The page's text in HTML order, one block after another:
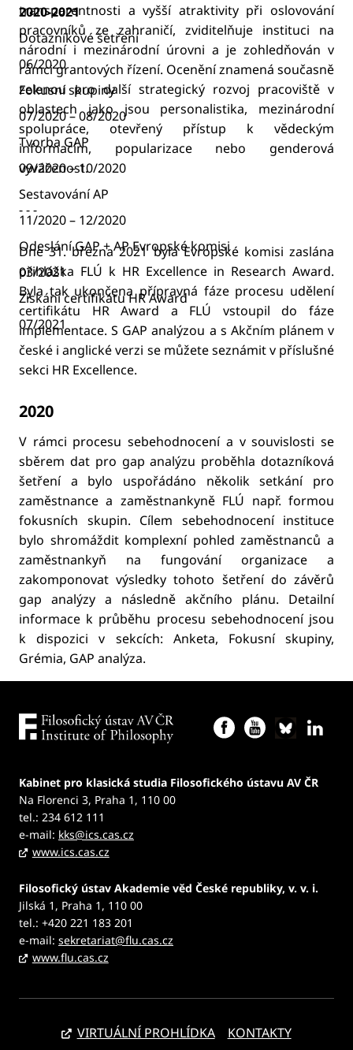
2020-2021
Dotazníkové šetření
06/2020
Fokusní skupiny
07/2020 – 08/2020
Tvorba GAP
09/2020 – 10/2020
Sestavování AP
11/2020 – 12/2020
Odeslání GAP + AP Evropské komisi
03/2021
Získání certifikátu HR Award
07/2021
transparentnosti a vyšší atraktivity při oslovování
pracovníků ze zahraničí, zviditelňuje instituci na
národní i mezinárodní úrovni a je zohledňován v
rámci grantových řízení. Ocenění znamená současně
zelenou pro další strategický rozvoj pracoviště v
oblastech jako jsou personalistika, mezinárodní
spolupráce, otevřený přístup k vědeckým
informacím, popularizace nebo genderová
vyváženost.
- - -
Dne 31. března 2021 byla Evropské komisi zaslána
přihláška FLÚ k HR Excellence in Research Award.
Byla tak ukončena přípravná fáze procesu udělení
certifikátu HR Award a FLÚ vstoupil do fáze
implementace. S GAP analýzou a s Akčním plánem v
české i anglické verzi se můžete seznámit v příslušné
sekci HR Excellence.
2020
V rámci procesu sebehodnocení a v souvislosti se
sběrem dat pro gap analýzu proběhla dotazníková
šetření a bylo uspořádáno několik setkání pro
zaměstnance a zaměstnankyně FLÚ např. formou
fokusních skupin. Cílem sebehodnocení instituce
bylo shromáždit komplexní pohled zaměstnanců a
zaměstnankyň na fungování organizace a
zakomponovat výsledky tohoto šetření do závěrů
gap analýzy a následně akčního plánu. Detailní
informace k průběhu procesu sebehodnocení jsou
k dispozici v sekcích: Anketa, Fokusní skupiny,
Grémia, GAP analýza.
Kabinet pro klasická studia Filosofického ústavu AV ČR
Na Florenci 3, Praha 1, 110 00
tel.: 234 612 111
e-mail: kks@ics.cas.cz
www.ics.cas.cz
Filosofický ústav Akademie věd České republiky, v. v. i.
Jilská 1, Praha 1, 110 00
tel.: +420 221 183 201
e-mail: sekretariat@flu.cas.cz
www.flu.cas.cz
VIRTUÁLNÍ PROHLÍDKA KONTAKTY